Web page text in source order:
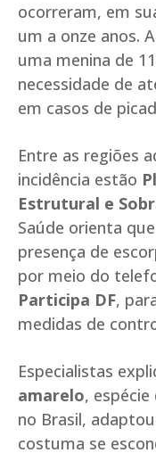
ocorreram, em
um a onze anos.
uma menina de
necessidade de
em casos de
Entre as regiões
incidência estão
Estrutural e
Saúde orienta
presença de
por meio do
Participa DF,
medidas de
Especialistas
amarelo,
no Brasil,
costuma se